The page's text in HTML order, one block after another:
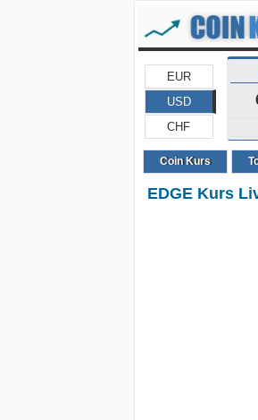
EUR
USD
CHF
Coin Kurs
EDGE Kurs